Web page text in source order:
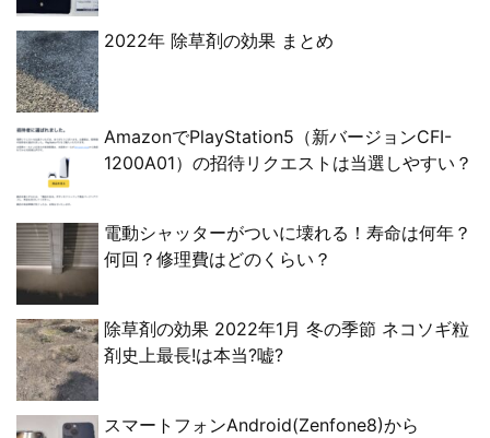
2022年 除草剤の効果 まとめ
AmazonでPlayStation5（新バージョンCFI-
1200A01）の招待リクエストは当選しやすい？
電動シャッターがついに壊れる！寿命は何年？
何回？修理費はどのくらい？
除草剤の効果 2022年1月 冬の季節 ネコソギ粒
剤史上最長!は本当?嘘?
スマートフォンAndroid(Zenfone8)から